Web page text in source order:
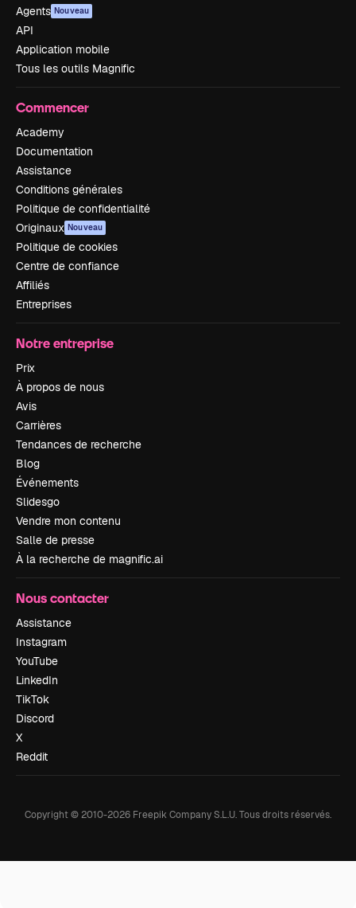
Agents Nouveau
API
Application mobile
Tous les outils Magnific
Commencer
Academy
Documentation
Assistance
Conditions générales
Politique de confidentialité
Originaux Nouveau
Politique de cookies
Centre de confiance
Affiliés
Entreprises
Notre entreprise
Prix
À propos de nous
Avis
Carrières
Tendances de recherche
Blog
Événements
Slidesgo
Vendre mon contenu
Salle de presse
À la recherche de magnific.ai
Nous contacter
Assistance
Instagram
YouTube
LinkedIn
TikTok
Discord
X
Reddit
Copyright © 2010-2026 Freepik Company S.L.U.Tous droits réservés.